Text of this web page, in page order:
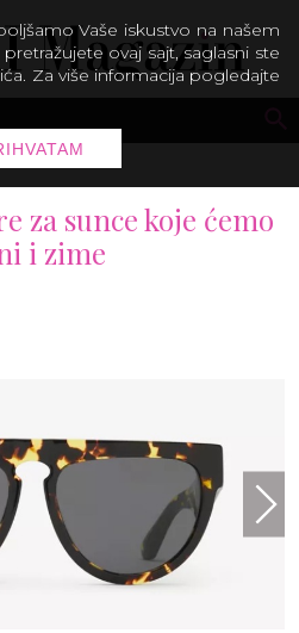
za sunce koje ćemo
i zime
Vaše iskustvo na našem
ovaj sajt, saglasni ste
Za više informacija pogledajte